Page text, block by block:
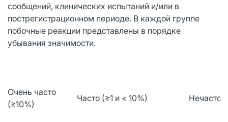
сообщений, клинических испытаний и/или в
пострегистрационном периоде. В каждой группе
побочные реакции представлены в порядке
убывания значимости.
Очень часто
(≥10%)
Часто (≥1 и < 10%) Нечасто